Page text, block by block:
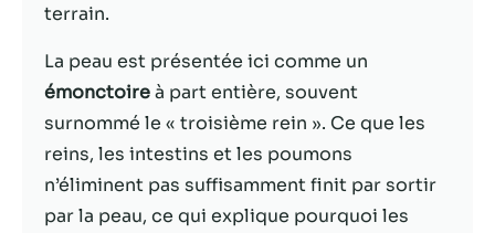
terrain.
La peau est présentée ici comme un
émonctoireà part entière, souvent
surnommé le « troisième rein ». Ce que les
reins, les intestins et les poumons
n’éliminent pas suffisamment finit par sortir
par la peau, ce qui explique pourquoi les
du site Web.
Statistiques
Afin que nous
puissions
améliorer la